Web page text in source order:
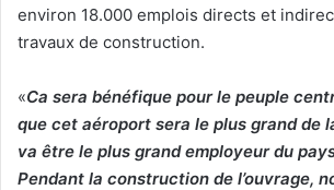
environ 18.000 emplois directs et
travaux de construction.
«Ca sera bénéfique pour le peuple
que cet aéroport sera le plus grand de
va être le plus grand employeur du
Pendant la construction de l’ouvrage,